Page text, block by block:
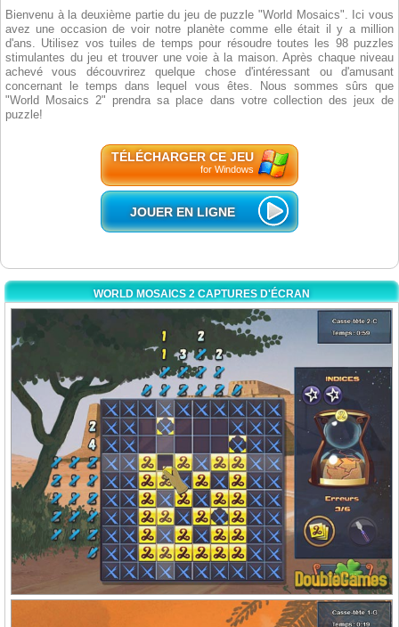
Bienvenu à la deuxième partie du jeu de puzzle "World Mosaics". Ici vous
avez une occasion de voir notre planète comme elle était il y a million
d'ans. Utilisez vos tuiles de temps pour résoudre toutes les 98 puzzles
stimulantes du jeu et trouver une voie à la maison. Après chaque niveau
achevé vous découvrirez quelque chose d'intéressant ou d'amusant
concernant le temps dans lequel vous êtes. Nous sommes sûrs que
"World Mosaics 2" prendra sa place dans votre collection des jeux de
puzzle!
TÉLÉCHARGER CE JEU
for Windows
JOUER EN LIGNE
WORLD MOSAICS 2 CAPTURES D'ÉCRAN